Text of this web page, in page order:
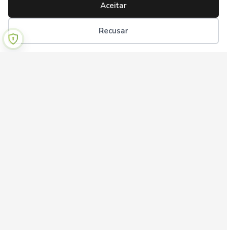
Aceitar
Recusar